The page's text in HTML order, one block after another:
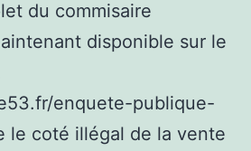
du commisaire
disponible sur le
enquete-publique-
le coté illégal de la vente